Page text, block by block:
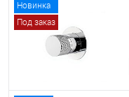
Новинка
Под заказ